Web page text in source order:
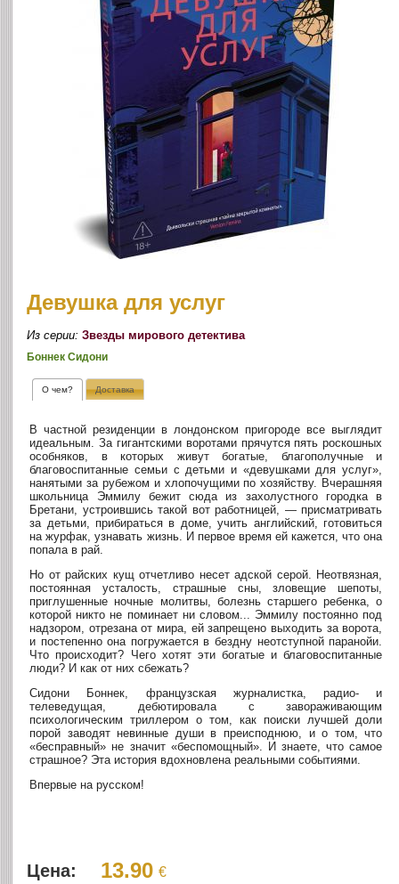
Девушка для услуг
Из серии:Звезды мирового детектива
Боннек Сидони
О чем? Доставка
В частной резиденции в лондонском пригороде все выглядит
идеальным. За гигантскими воротами прячутся пять роскошных
особняков, в которых живут богатые, благополучные и
благовоспитанные семьи с детьми и «девушками для услуг»,
нанятыми за рубежом и хлопочущими по хозяйству. Вчерашняя
школьница Эммилу бежит сюда из захолустного городка в
Бретани, устроившись такой вот работницей, — присматривать
за детьми, прибираться в доме, учить английский, готовиться
на журфак, узнавать жизнь. И первое время ей кажется, что она
попала в рай.
Но от райских кущ отчетливо несет адской серой. Неотвязная,
постоянная усталость, страшные сны, зловещие шепоты,
приглушенные ночные молитвы, болезнь старшего ребенка, о
которой никто не поминает ни словом... Эммилу постоянно под
надзором, отрезана от мира, ей запрещено выходить за ворота,
и постепенно она погружается в бездну неотступной паранойи.
Что происходит? Чего хотят эти богатые и благовоспитанные
люди? И как от них сбежать?
Сидони Боннек, французская журналистка, радио- и
телеведущая, дебютировала с завораживающим
психологическим триллером о том, как поиски лучшей доли
порой заводят невинные души в преисподнюю, и о том, что
«бесправный» не значит «беспомощный». И знаете, что самое
страшное? Эта история вдохновлена реальными событиями.
Впервые на русском!
Цена: 13.90 €